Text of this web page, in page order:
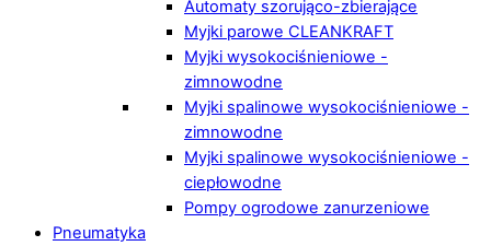
Automaty szorująco-zbierające
Myjki parowe CLEANKRAFT
Myjki wysokociśnieniowe -
zimnowodne
Myjki spalinowe wysokociśnieniowe -
zimnowodne
Myjki spalinowe wysokociśnieniowe -
ciepłowodne
Pompy ogrodowe zanurzeniowe
Pneumatyka